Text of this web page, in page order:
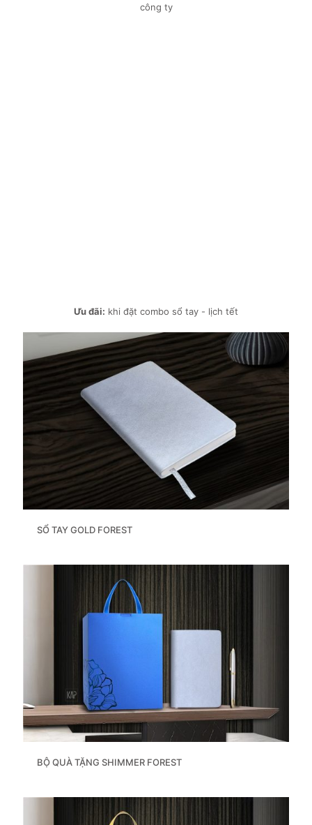
công ty
Ưu đãi: khi đặt combo sổ tay - lịch tết
SỔ TAY GOLD FOREST
BỘ QUÀ TẶNG SHIMMER FOREST